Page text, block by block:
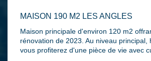
MAISON 190 M2 LES ANGLES
Maison principale d'environ 120 m2
rénovation de 2023. Au niveau principal,
vous profiterez d'une pièce de vie avec